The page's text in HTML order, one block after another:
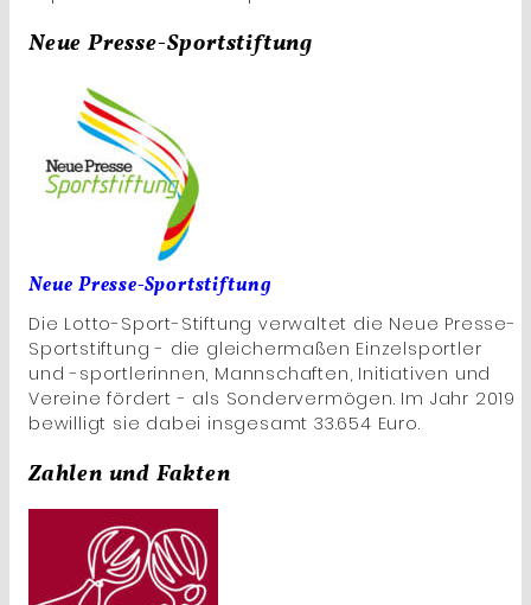
Neue Presse-Sportstiftung
Neue Presse-Sportstiftung
Die Lotto-Sport-Stiftung verwaltet die Neue Presse-
Sportstiftung - die gleichermaßen Einzelsportler
und -sportlerinnen, Mannschaften, Initiativen und
Vereine fördert - als Sondervermögen. Im Jahr 2019
bewilligt sie dabei insgesamt 33.654 Euro.
Zahlen und Fakten